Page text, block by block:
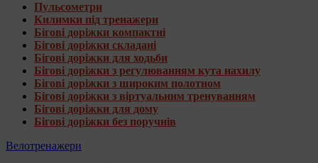
Пульсометри
Килимки під тренажери
Бігові доріжки компактні
Бігові доріжки складані
Бігові доріжки для ходьби
Бігові доріжки з регулюванням кута нахилу
Бігові доріжки з широким полотном
Бігові доріжки з віртуальним тренуванням
Бігові доріжки для дому
Бігові доріжки без поручнів
Велотренажери